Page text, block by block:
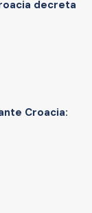
decreta
Croacia: